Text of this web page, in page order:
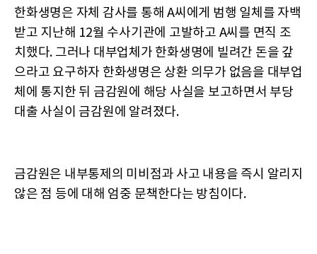
한화생명은 자체 감사를 통해 A씨에게 범행 일체를 자백
받고 지난해 12월 수사기관에 고발하고 A씨를 면직 조
치했다. 그러나 대부업체가 한화생명에 빌려간 돈을 갚
으라고 요구하자 한화생명은 상환 의무가 없음을 대부업
체에 통지한 뒤 금감원에 해당 사실을 보고하면서 부당
대출 사실이 금감원에 알려졌다.
금감원은 내부통제의 미비점과 사고 내용을 즉시 알리지
않은 점 등에 대해 엄중 문책한다는 방침이다.